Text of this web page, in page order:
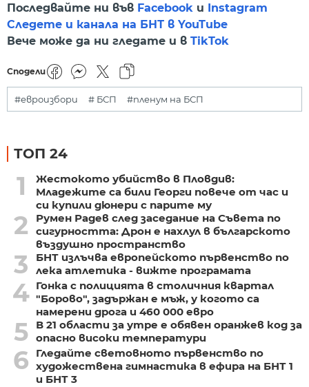
Последвайте ни във Facebook и Instagram
Следете и канала на БНТ в YouTube
Вече може да ни гледате и в TikTok
Сподели
#евроизбори # БСП #пленум на БСП
ТОП 24
1
Жестокото убийство в Пловдив:
Младежите са били Георги повече от час и
си купили дюнери с парите му
2
Румен Радев след заседание на Съвета по
сигурността: Дрон е нахлул в българското
въздушно пространство
3
БНТ излъчва европейското първенство по
лека атлетика - вижте програмата
4 Гонка с полицията в столичния квартал
"Борово", задържан е мъж, у когото са
намерени дрога и 460 000 евро
5
В 21 области за утре е обявен оранжев код за
опасно високи температури
6
Гледайте световното първенство по
художествена гимнастика в ефира на БНТ 1
и БНТ 3